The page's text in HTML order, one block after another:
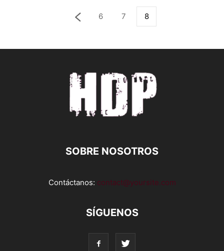
6 7 8
SOBRE NOSOTROS
Contáctanos: contact@yoursite.com
SÍGUENOS